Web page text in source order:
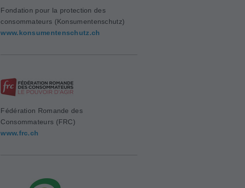
Fondation pour la protection des
consommateurs (Konsumentenschutz)
www.konsumentenschutz.ch
Fédération Romande des
Consommateurs (FRC)
www.frc.ch